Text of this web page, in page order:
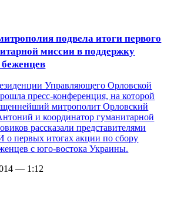
подвела итоги первого
миссии в поддержку
Управляющего Орловской
пресс-конференция, на которой
митрополит Орловский
и координатор гуманитарной
рассказали представителями
первых итогах акции по сбору
с юго-востока Украины.
— 1:12